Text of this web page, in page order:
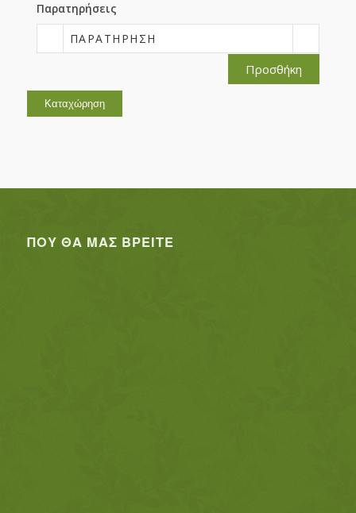
Παρατηρήσεις
ΠΑΡΑΤΉΡΗΣΗ
Προσθήκη
ΠΟΥ ΘΑ ΜΑΣ ΒΡΕΊΤΕ